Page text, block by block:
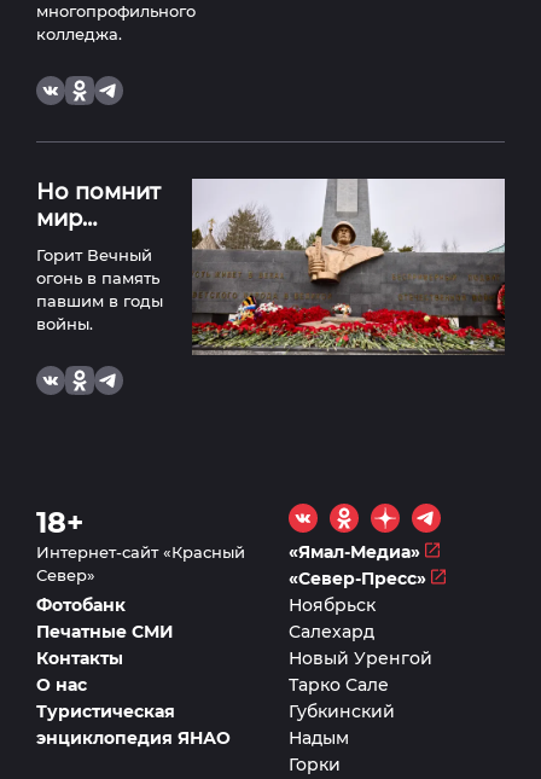
многопрофильного
колледжа.
Но помнит
мир…
Горит Вечный
огонь в память
павшим в годы
войны.
18+
Интернет-сайт «Красный
Север»
«Ямал-Медиа»
«Север-Пресс»
Фотобанк
Печатные СМИ
Контакты
О нас
Туристическая
энциклопедия ЯНАО
Ноябрьск
Салехард
Новый Уренгой
Тарко Сале
Губкинский
Надым
Горки